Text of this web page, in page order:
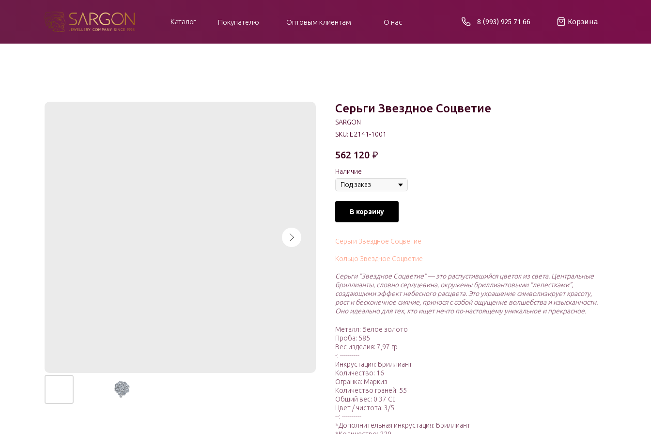
8 (993) 925 71 66 Корзина
О нас
Покупателю Оптовым клиентам
Каталог
Серьги Звездное Соцветие
SARGON
SKU: E2141-1001
562 120 ₽
Наличие
В корзину
Серьги Звездное Соцветие
Кольцо Звездное Соцветие
Серьги "Звездное Соцветие" — это распустившийся цветок из света. Центральные
бриллианты, словно сердцевина, окружены бриллиантовыми "лепестками",
создающими эффект небесного расцвета. Это украшение символизирует красоту,
рост и бесконечное сияние, принося с собой ощущение волшебства и изысканности.
Оно идеально для тех, кто ищет нечто по-настоящему уникальное и прекрасное.
Металл: Белое золото
Проба: 585
Вес изделия: 7,97 гр
-: ----------
Инкрустация: Бриллиант
Количество: 16
Огранка: Маркиз
Количество граней: 55
Общий вес: 0.37 Ct
Цвет / чистота: 3/5
--: ----------
*Дополнительная инкрустация: Бриллиант